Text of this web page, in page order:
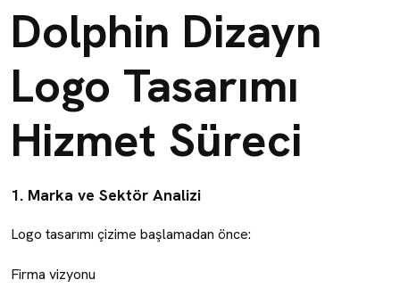
Dolphin Dizayn
Logo Tasarımı
Hizmet Süreci
1. Marka ve Sektör Analizi
Logo tasarımı çizime başlamadan önce:
Firma vizyonu